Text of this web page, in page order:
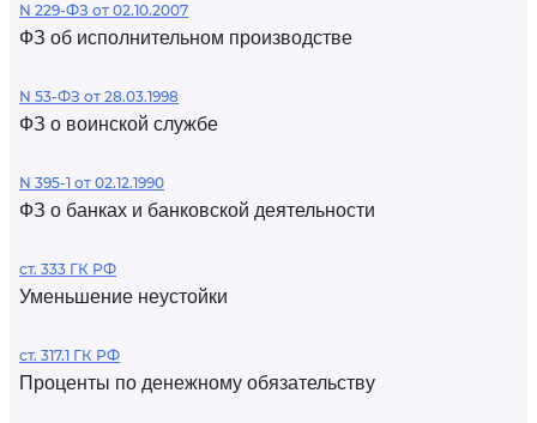
N 229-ФЗ от 02.10.2007
ФЗ об исполнительном производстве
N 53-ФЗ от 28.03.1998
ФЗ о воинской службе
N 395-1 от 02.12.1990
ФЗ о банках и банковской деятельности
ст. 333 ГК РФ
Уменьшение неустойки
ст. 317.1 ГК РФ
Проценты по денежному обязательству